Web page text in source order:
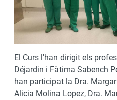
El Curs l'han dirigit els
Déjardin i Fàtima Sabench
han participat la Dra.
Alicia Molina Lopez, Dra.